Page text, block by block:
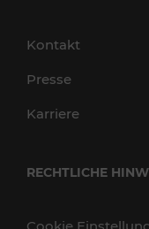
Kontakt
Presse
Karriere
RECHTLICHE